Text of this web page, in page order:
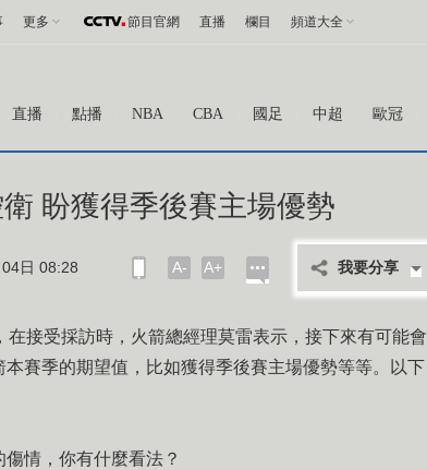
更多 節目官網 直播 欄目 頻道大全
直播 點播 NBA CBA 國足 中超 歐冠
盼獲得季後賽主場優勢
日 08:28 A- A+ 我要分享
受採訪時，火箭總經理莫雷表示，接下來有可能會
賽季的期望值，比如獲得季後賽主場優勢等等。以下
情，你有什麼看法？